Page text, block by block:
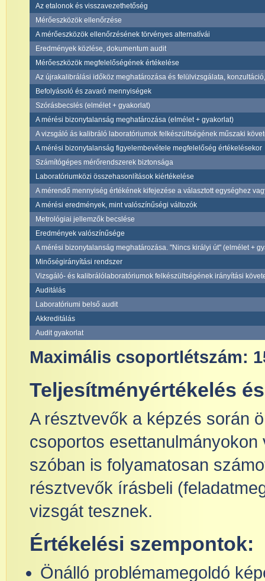
Az etalonok és visszavezethetőség
Mérőeszközök ellenőrzése
A mérőeszközök ellenőrzésének törvényes alternatívái
Eredmények közlése, dokumentum audit
Mérőeszközök megfelelőségének értékelése
Az újrakalibrálási időköz meghatározása és felülvizsgálata,
Befolyásoló és zavaró mennyiségek
Szórásbecslés (elmélet + gyakorlat)
A mérési bizonytalanság meghatározása (elmélet + gyakorlat)
A vizsgáló ás kalibráló laboratóriumok felkészültségének műszaki
A mérési bizonytalanság figyelembevétele megfelelőség értékelésekor
Számítógépes mérőrendszerek biztonsága
Laboratóriumközi összehasonlítások kiértékelése
A mérendő mennyiség értékének kifejezése a választott egységhez
A mérési eredmények, mint valószínűségi változók
Metrológiai jellemzők becslése
Eredmények valószínűsége
A mérési bizonytalanság meghatározása. "Nincs királyi út" (elmélet +
Minőségirányítási rendszer
Vizsgáló- és kalibrálólaboratóriumok felkészültségének irányítási
Auditálás
Laboratóriumi belső audit
Akkreditálás
Audit gyakorlat
Maximális csoportlétszám:
Teljesítményértékelés
A résztvevők a képzés során
csoportos
szóban is folyamatosan
résztvevők írásbeli
vizsgát tesznek.
Értékelési szempontok:
Önálló problémamegoldó